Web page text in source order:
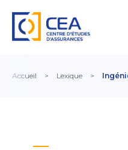
Accueil > Lexique >